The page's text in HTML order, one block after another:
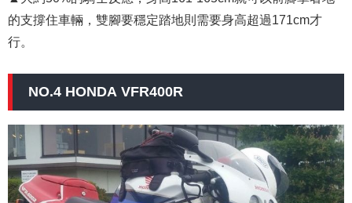
的支撐住車輛，雙腳要穩定踏地則需要身高超過171cm才
行。
NO.4 HONDA VFR400R